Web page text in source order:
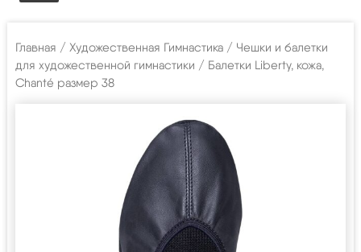
Главная / Художественная Гимнастика / Чешки и балетки
для художественной гимнастики / Балетки Liberty, кожа,
Chanté размер 38